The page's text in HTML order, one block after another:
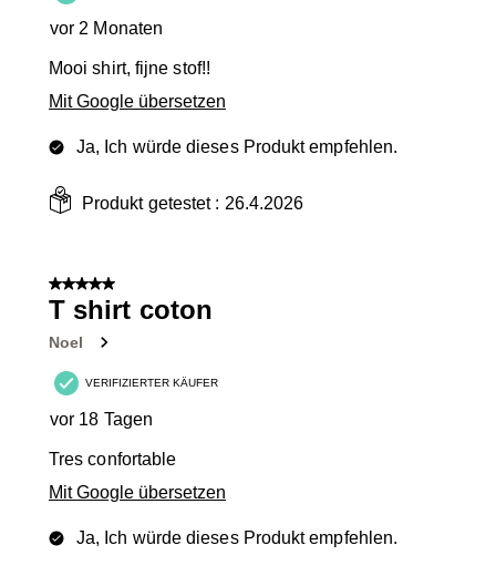
vor 2 Monaten
Mooi shirt, fijne stof!!
Mit Google übersetzen
Ja, Ich würde dieses Produkt empfehlen.
Produkt getestet : 26.4.2026
5 von 5 Sternen.
T shirt coton
Noel
VERIFIZIERTER KÄUFER
vor 18 Tagen
Tres confortable
Mit Google übersetzen
Ja, Ich würde dieses Produkt empfehlen.